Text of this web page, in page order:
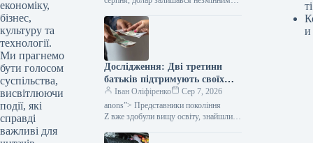
економіку,
бізнес,
культуру та
технології.
Ми прагнемо
бути голосом
суспільства,
висвітлюючи
події, які
справді
важливі для
в продажу, євро подорожчало на 1
копійку в покупці та на 2 копійки…
Дослідження: Дві третини
батьків підтримують своїх
дорослих дітей з покоління Z
фінансово.
Іван Оліфіренко
Сер 7, 2026
anons”> Представники покоління
Z вже здобули вищу освіту, знайшли
активно займаються пошуком, проте
ті
и